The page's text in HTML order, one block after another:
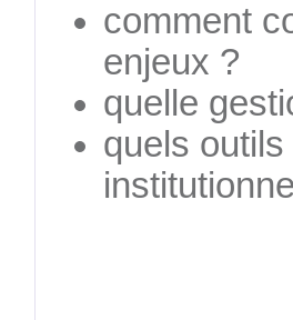
comment
enjeux ?
quelle
quels